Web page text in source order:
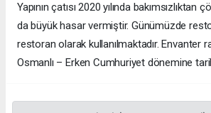
Yapının çatısı 2020 yılında bakımsızlıktan
da büyük hasar vermiştir. Günümüzde
restoran olarak kullanılmaktadır. Envanter
Osmanlı – Erken Cumhuriyet dönemine